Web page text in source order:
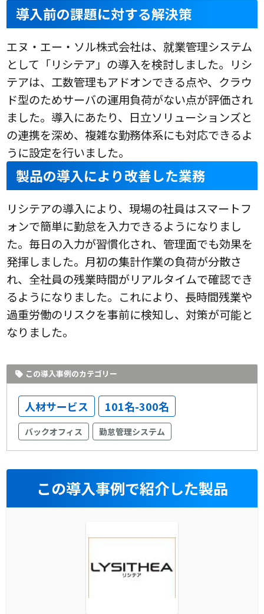
導入前の課題に対する解決策
エヌ・エー・ソル株式会社は、就業管理システム
として「リシテア」の導入を検討しました。リシ
テアは、工数管理もアドオンできる点や、クラウ
ド型のためサーバの運用負荷がない点が評価され
ました。導入にあたり、日立ソリューションズと
の連携を深め、複雑な勤務体系にも対応できるよ
うに設定を行いました。
製品の導入により改善した業務
リシテアの導入により、現場の社員はスマートフ
ォンで簡単に勤怠を入力できるようになりまし
た。毎日の入力が習慣化され、管理面でも効果を
発揮しました。月初の集計作業の負荷が分散さ
れ、全社員の残業時間がリアルタイムで確認でき
るようになりました。これにより、長時間残業や
過重労働のリスクを事前に検知し、対策が可能と
なりました。
この導入事例のカテゴリー
人材サービス 101名-300名
バックオフィス 勤怠管理システム
この導入事例で紹介した製品